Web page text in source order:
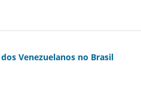
Venezuelanos no Brasil